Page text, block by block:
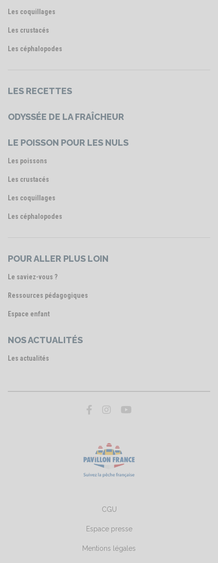
Les coquillages
Les crustacés
Les céphalopodes
LES RECETTES
ODYSSÉE DE LA FRAÎCHEUR
LE POISSON POUR LES NULS
Les poissons
Les crustacés
Les coquillages
Les céphalopodes
POUR ALLER PLUS LOIN
Le saviez-vous ?
Ressources pédagogiques
Espace enfant
NOS ACTUALITÉS
Les actualités
CGU
Espace presse
Mentions légales